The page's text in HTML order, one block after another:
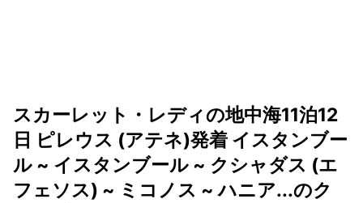
スカーレット・レディの地中海11泊12
日 ピレウス (アテネ)発着 イスタンブー
ル ~ イスタンブール ~ クシャダス (エ
フェソス) ~ ミコノス ~ ハニア...のク